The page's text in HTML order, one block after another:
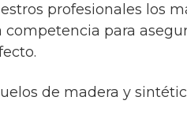
profesionales los
para
de madera y